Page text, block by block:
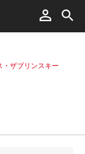
・ザブリンスキー